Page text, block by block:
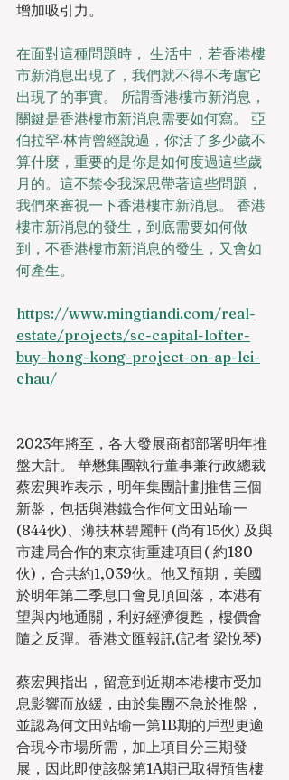
增加吸引力。
在面對這種問題時， 生活中，若香港樓
市新消息出現了，我們就不得不考慮它
出現了的事實。 所謂香港樓市新消息，
關鍵是香港樓市新消息需要如何寫。 亞
伯拉罕·林肯曾經說過，你活了多少歲不
算什麼，重要的是你是如何度過這些歲
月的。這不禁令我深思帶著這些問題，
我們來審視一下香港樓市新消息。 香港
樓市新消息的發生，到底需要如何做
到，不香港樓市新消息的發生，又會如
何產生。
https://www.mingtiandi.com/real-
estate/projects/sc-capital-lofter-
buy-hong-kong-project-on-ap-lei-
chau/
2023年將至，各大發展商都部署明年推
盤大計。 華懋集團執行董事兼行政總裁
蔡宏興昨表示，明年集團計劃推售三個
新盤，包括與港鐵合作何文田站瑜一
(844伙)、薄扶林碧麗軒 (尚有15伙) 及與
市建局合作的東京街重建項目( 約180
伙)，合共約1,039伙。他又預期，美國
於明年第二季息口會見頂回落，本港有
望與內地通關，利好經濟復甦，樓價會
隨之反彈。香港文匯報訊(記者 梁悅琴)
蔡宏興指出，留意到近期本港樓市受加
息影響而放緩，由於集團不急於推盤，
並認為何文田站瑜一第1B期的戶型更適
合現今市場所需，加上項目分三期發
展，因此即使該盤第1A期已取得預售樓